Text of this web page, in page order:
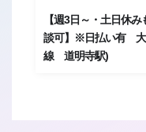
【週3日～・土日休
談可】※日払い有 大
線 道明寺駅)